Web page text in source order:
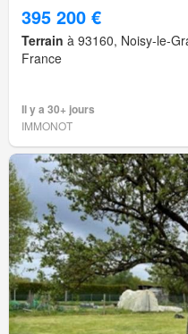
395 200 €
Terrain à 93160, Noisy-le-
France
Il y a 30+ jours
IMMONOT